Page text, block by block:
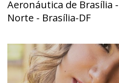
Aeronáutica de Brasília
Norte - Brasília-DF